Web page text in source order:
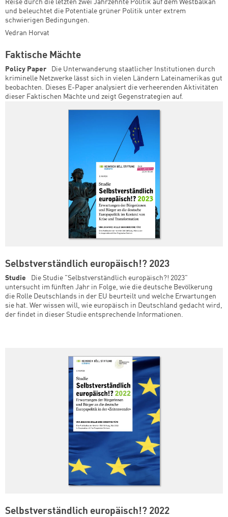
Reise durch die letzten zwei Jahrzehnte Politik auf dem Westbalkan
und beleuchtet die Potentiale grüner Politik unter extrem
schwierigen Bedingungen.
Vedran Horvat
Faktische Mächte
Policy Paper
Die Unterwanderung staatlicher Institutionen durch
kriminelle Netzwerke lässt sich in vielen Ländern Lateinamerikas gut
beobachten. Dieses E-Paper analysiert die verheerenden Aktivitäten
dieser Faktischen Mächte und zeigt Gegenstrategien auf.
Selbstverständlich europäisch!? 2023
Studie
Die Studie "Selbstverständlich europäisch?! 2023"
untersucht im fünften Jahr in Folge, wie die deutsche Bevölkerung
die Rolle Deutschlands in der EU beurteilt und welche Erwartungen
sie hat. Wer wissen will, wie europäisch in Deutschland gedacht wird,
der findet in dieser Studie entsprechende Informationen.
Selbstverständlich europäisch!? 2022